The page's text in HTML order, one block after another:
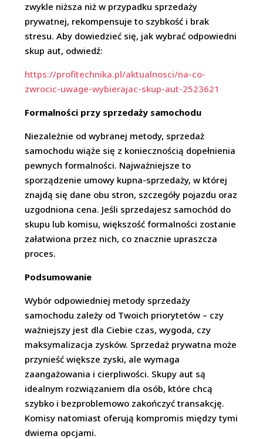
zwykle niższa niż w przypadku sprzedaży
prywatnej, rekompensuje to szybkość i brak
stresu. Aby dowiedzieć się, jak wybrać odpowiedni
skup aut, odwiedź:
https://profitechnika.pl/aktualnosci/na-co-
zwrocic-uwage-wybierajac-skup-aut-2523621
Formalności przy sprzedaży samochodu
Niezależnie od wybranej metody, sprzedaż
samochodu wiąże się z koniecznością dopełnienia
pewnych formalności. Najważniejsze to
sporządzenie umowy kupna-sprzedaży, w której
znajdą się dane obu stron, szczegóły pojazdu oraz
uzgodniona cena. Jeśli sprzedajesz samochód do
skupu lub komisu, większość formalności zostanie
załatwiona przez nich, co znacznie upraszcza
proces.
Podsumowanie
Wybór odpowiedniej metody sprzedaży
samochodu zależy od Twoich priorytetów – czy
ważniejszy jest dla Ciebie czas, wygoda, czy
maksymalizacja zysków. Sprzedaż prywatna może
przynieść większe zyski, ale wymaga
zaangażowania i cierpliwości. Skupy aut są
idealnym rozwiązaniem dla osób, które chcą
szybko i bezproblemowo zakończyć transakcję.
Komisy natomiast oferują kompromis między tymi
dwiema opcjami.